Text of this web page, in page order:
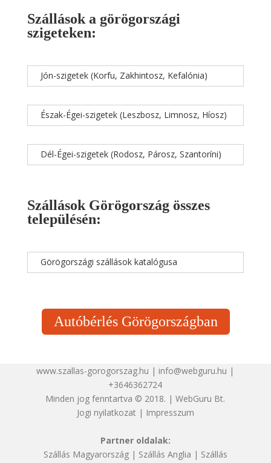
Szállások a görögországi
szigeteken:
Jón-szigetek (Korfu, Zakhintosz, Kefalónia)
Észak-Égei-szigetek (Leszbosz, Limnosz, Híosz)
Dél-Égei-szigetek (Rodosz, Párosz, Szantoríni)
Szállások Görögország összes
településén:
Görögországi szállások katalógusa
Autóbérlés Görögországban
www.szallas-gorogorszag.hu | info@webguru.hu |
+3646362724
Minden jog fenntartva © 2018. | WebGuru Bt.
Jogi nyilatkozat| Impresszum
Partner oldalak:
Szállás Magyarország| Szállás Anglia | Szállás